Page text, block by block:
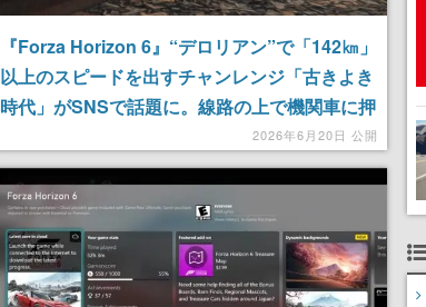
『Forza Horizon 6』“デロリアン”で「142㎞」
以上のスピードを出すチャンレンジ「古きよき
時代」がSNSで話題に。線路の上で機関車に押
される名シーンを再現したくなる2026年6月20日 公開